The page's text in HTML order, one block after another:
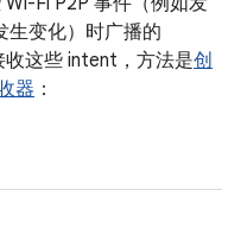
生变化）时广播的
这些 intent，方法是创
器 ：